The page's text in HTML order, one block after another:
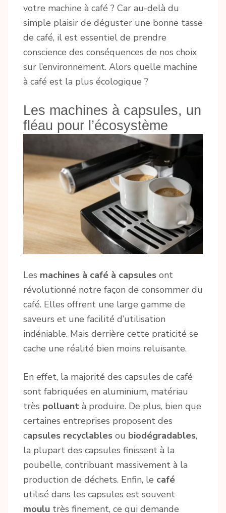
votre machine à café ? Car au-delà du
simple plaisir de déguster une bonne tasse
de café, il est essentiel de prendre
conscience des conséquences de nos choix
sur l’environnement. Alors quelle machine
à café est la plus écologique ?
Les machines à capsules, un
fléau pour l’écosystème
Les machines à café à capsules ont
révolutionné notre façon de consommer du
café. Elles offrent une large gamme de
saveurs et une facilité d’utilisation
indéniable. Mais derrière cette praticité se
cache une réalité bien moins reluisante.
En effet, la majorité des capsules de café
sont fabriquées en aluminium, matériau
très polluant à produire. De plus, bien que
certaines entreprises proposent des
capsules recyclables ou biodégradables,
la plupart des capsules finissent à la
poubelle, contribuant massivement à la
production de déchets. Enfin, le café
utilisé dans les capsules est souvent
moulu très finement, ce qui demande